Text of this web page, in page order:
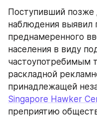
Поступивший
наблюдения выявил
преднамеренного
населения в виду
частоупотребимым
раскладной
Singapore Hawker
преприятию